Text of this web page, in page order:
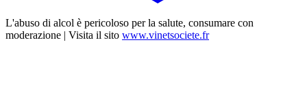
L'abuso di alcol è pericoloso per la salute, consumare con
moderazione | Visita il sito www.vinetsociete.fr